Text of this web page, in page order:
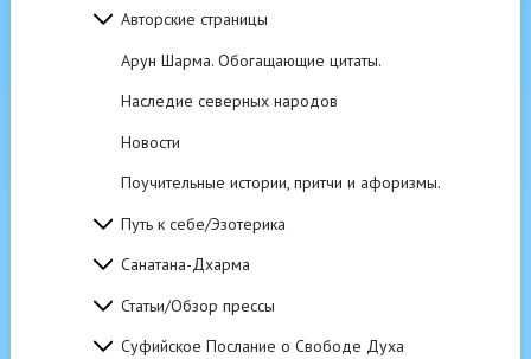
Авторские страницы
Арун Шарма. Обогащающие цитаты.
Наследие северных народов
Новости
Поучительные истории, притчи и афоризмы.
Путь к себе/Эзотерика
Санатана-Дхарма
Статьи/Обзор прессы
Суфийское Послание о Свободе Духа